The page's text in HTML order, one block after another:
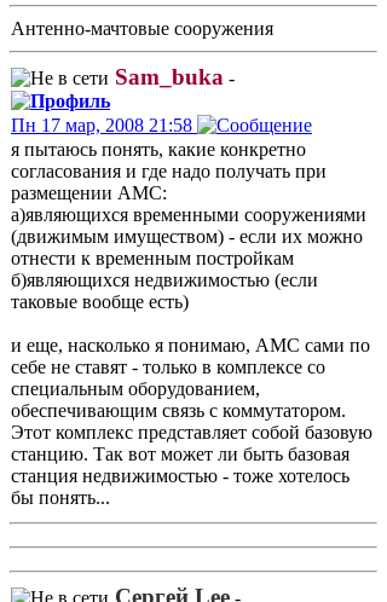
Антенно-мачтовые сооружения
Sam_buka -
Пн 17 мар, 2008 21:58
я пытаюсь понять, какие конкретно
согласования и где надо получать при
размещении АМС:
а)являющихся временными сооружениями
(движимым имуществом) - если их можно
отнести к временным постройкам
б)являющихся недвижимостью (если
таковые вообще есть)
и еще, насколько я понимаю, АМС сами по
себе не ставят - только в комплексе со
специальным оборудованием,
обеспечивающим связь с коммутатором.
Этот комплекс представляет собой базовую
станцию. Так вот может ли быть базовая
станция недвижимостью - тоже хотелось
бы понять...
Сергей Lee -